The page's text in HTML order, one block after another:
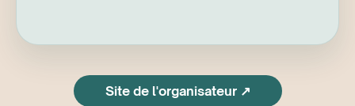
Site de l'organisateur ↗